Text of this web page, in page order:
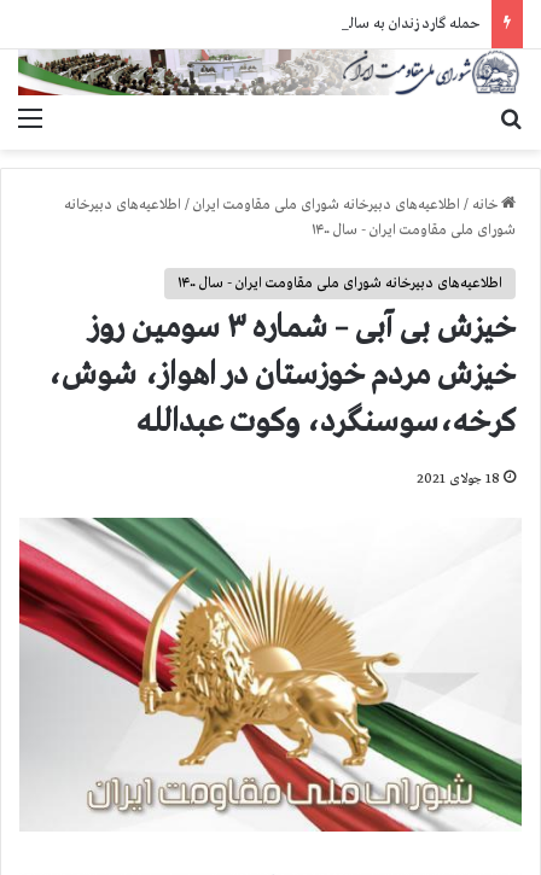
خانه / اطلاعیه‌های دبیرخانه شورای ملی مقاومت ایران/ اطلاعیه‌های دبیرخانه
شورای ملی مقاومت ایران - سال ۱۴۰۰
اطلاعیه‌های دبیرخانه شورای ملی مقاومت ایران - سال ۱۴۰۰
خيزش بی آبی – شماره ۳ سومین روز
خیزش مردم خوزستان در اهواز، شوش،
کرخه،‌سوسنگرد، وکوت عبدالله
18 جولای 2021